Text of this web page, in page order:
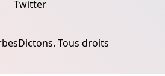
Twitter
Tous droits